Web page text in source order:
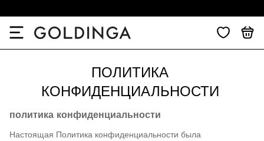
ПОЛИТИКА
КОНФИДЕНЦИАЛЬНОСТИ
политика конфиденциальности
Настоящая Политика конфиденциальности была